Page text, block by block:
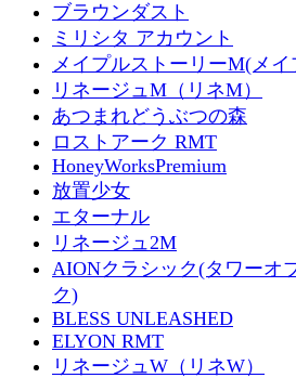
ブラウンダスト
ミリシタ アカウント
メイプルストーリーM(メ
リネージュM（リネM）
あつまれどうぶつの森
ロストアーク RMT
HoneyWorksPremium
放置少女
エターナル
リネージュ2M
AIONクラシック(タワーオ
ク)
BLESS UNLEASHED
ELYON RMT
リネージュW（リネW）